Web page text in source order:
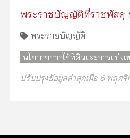
พระราชบัญญัติที่ราชพัสดุ
พระราชบัญญัติ
นโยบายการใช้ที่ดินและการแบ่งเ
ปรับปรุงข้อมูลล่าสุดเมื่อ 6 พฤศ